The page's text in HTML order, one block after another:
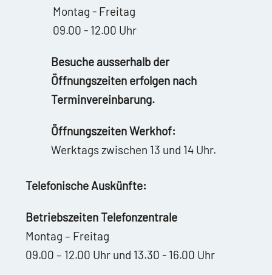
Montag - Freitag
09.00 - 12.00 Uhr
Besuche ausserhalb der
Öffnungszeiten erfolgen nach
Terminvereinbarung.
Öffnungszeiten Werkhof:
Werktags zwischen 13 und 14 Uhr.
Telefonische Auskünfte:
Betriebszeiten Telefonzentrale
Montag – Freitag
09.00 – 12.00 Uhr und 13.30 - 16.00 Uhr